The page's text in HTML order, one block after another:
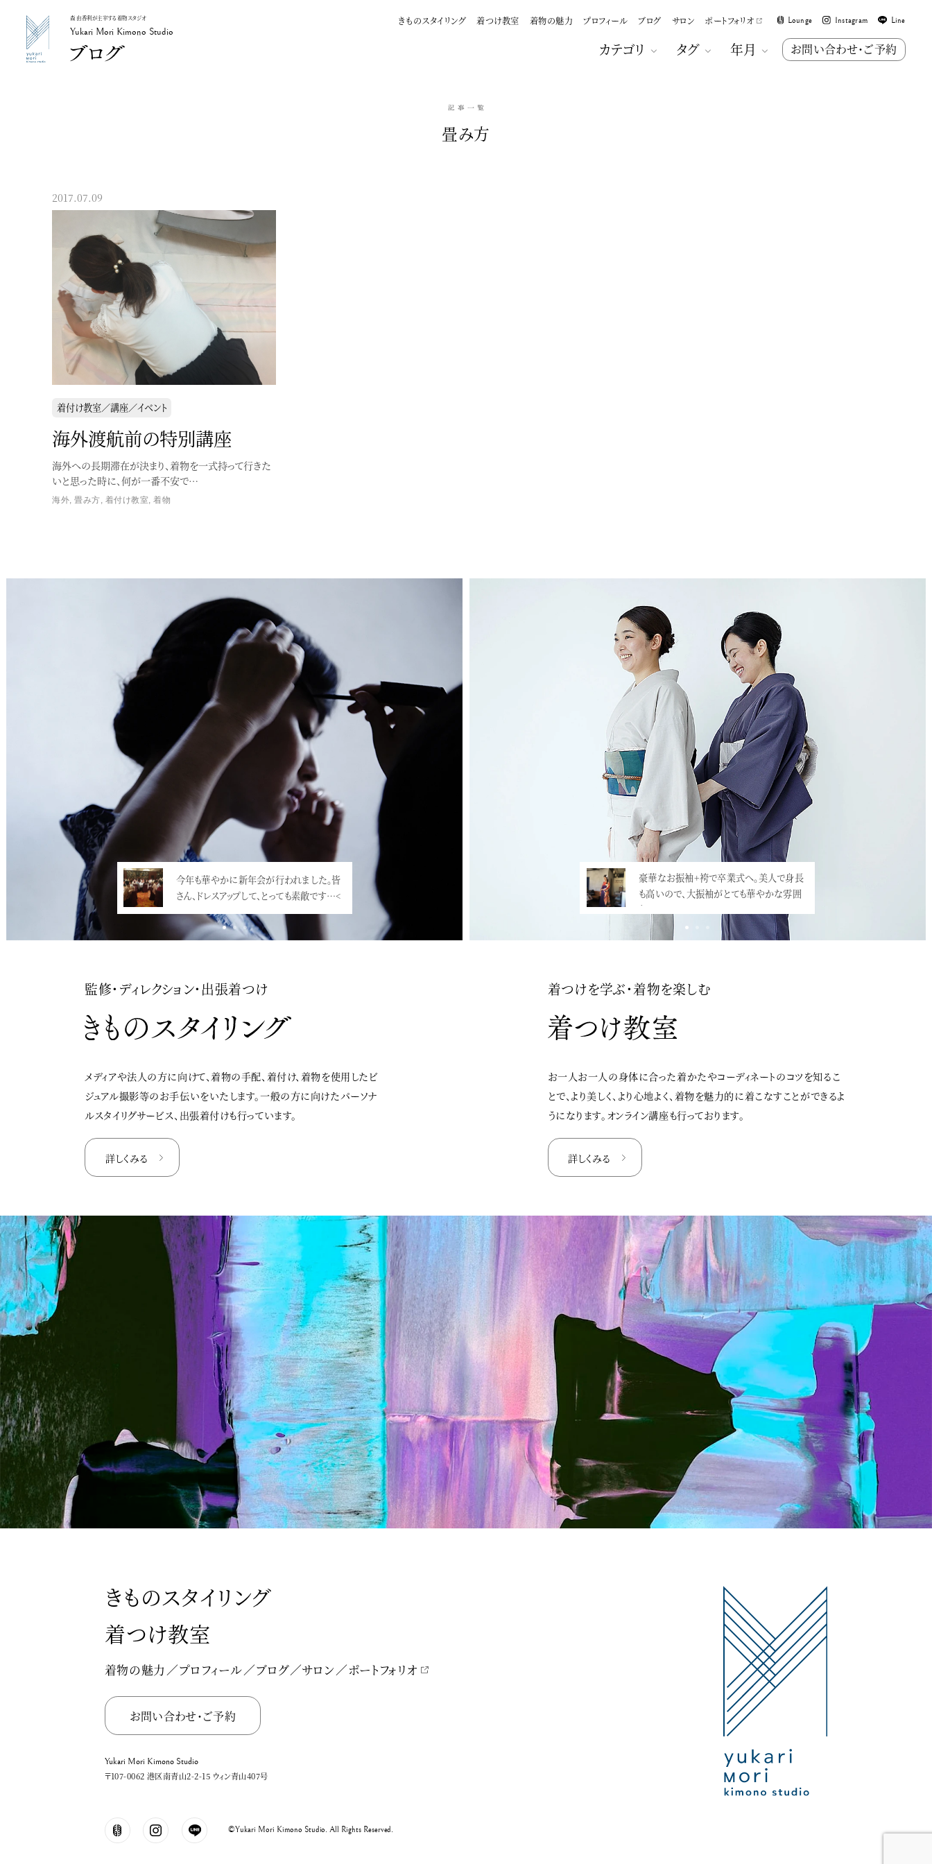
Yukari Mori Kimono Studio
森 由香利が主宰する着物スタジオ
Yukari Mori Kimono Studio
きものスタイリング 着つけ教室 着物の魅力 プロフィール ブログ サロン ポートフォリオ Lounge Instagram Line
カテゴリ タグ 年月 お問い合わせ・ご予約
畳み方
2017.07.09
着付け教室／講座／イベント
海外渡航前の特別講座
海外への長期滞在が決まり、着物を一式持って行きた
いと思った時に、何が一番不安で…
海外,畳み方, 着付け教室,着物
監修・ディレクション・出張着つけ
メディアや法人の方に向けて、着物の手配、着付け、着物を使用したビ
ジュアル撮影等のお手伝いをいたします。一般の方に向けたパーソナ
ルスタイリグサービス、出張着付けも行っています。
詳しくみる
今年も華やかに新年会が行われました。皆
さん、ドレスアップして、とっても素敵です…<
着つけを学ぶ・着物を楽しむ
お一人お一人の身体に合った着かたやコーディネートのコツを知るこ
とで、より美しく、より心地よく、着物を魅力的に着こなすことができるよ
うになります。オンライン講座も行っております。
詳しくみる
豪華なお振袖+袴で卒業式へ。美人で身長
も高いので、大振袖がとても華やかな雰囲
気。…<
Yukari Mori Kimono Studio
きものスタイリング
着つけ教室
着物の魅力 プロフィール ブログ サロン ポートフォリオ
お問い合わせ・ご予約
Yukari Mori Kimono Studio
〒107-0062 港区南青山2-2-15 ウィン青山407号
©Yukari Mori Kimono Studio. All Rights Reserved.